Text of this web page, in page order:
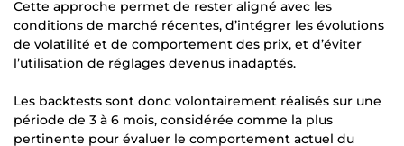
Cette approche permet de rester aligné avec les
conditions de marché récentes, d’intégrer les évolutions
de volatilité et de comportement des prix, et d’éviter
l’utilisation de réglages devenus inadaptés.
Les backtests sont donc volontairement réalisés sur une
période de 3 à 6 mois, considérée comme la plus
pertinente pour évaluer le comportement actuel du